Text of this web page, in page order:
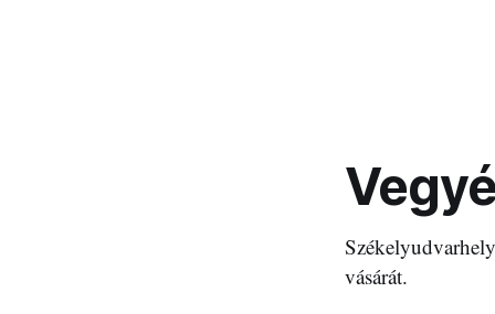
vásárát.